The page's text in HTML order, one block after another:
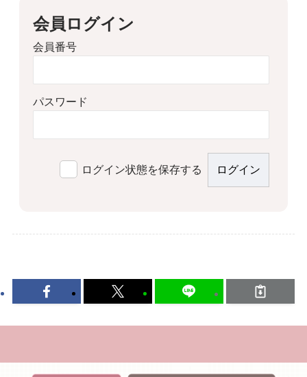
会員ログイン
会員番号
パスワード
ログイン状態を保存する